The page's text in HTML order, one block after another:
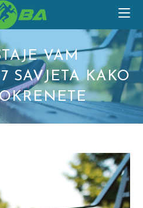
VAM
SAVJETA KAKO